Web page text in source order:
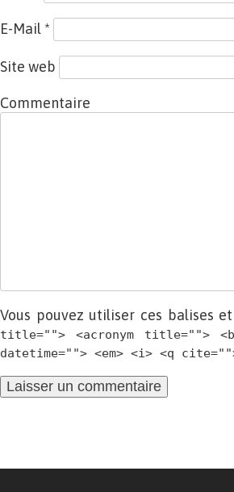
E-Mail *
Site web
Commentaire
Vous pouvez utiliser ces balises
title=""> <acronym title="">
datetime=""> <em> <i> <q